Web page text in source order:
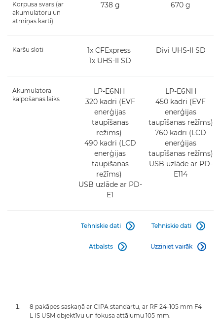
Korpusa svars (ar
akumulatoru un
atmiņas karti)
738 g 670 g
Karšu sloti
1x CFExpress
1x UHS-II SD
Divi UHS-II SD
Akumulatora
kalpošanas laiks
LP-E6NH
320 kadri (EVF
enerģijas
taupīšanas
režīms)
490 kadri (LCD
enerģijas
taupīšanas
režīms)
USB uzlāde ar PD-
E1
LP-E6NH
450 kadri (EVF
enerģijas
taupīšanas režīms)
760 kadri (LCD
enerģijas
taupīšanas režīms)
USB uzlāde ar PD-
E114
Tehniskie dati 
Atbalsts 
Tehniskie dati 
Uzziniet vairāk 
8 pakāpes saskaņā ar CIPA standartu, ar RF 24-105 mm F4
L IS USM objektīvu un fokusa attālumu 105 mm.